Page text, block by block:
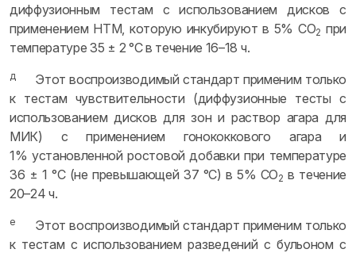
диффузионным тестам с использованием дисков с
применением HTM, которую инкубируют в 5% CO2 при
температуре 35 ± 2 °C в течение 16–18 ч.
д Этот воспроизводимый стандарт применим только
к тестам чувствительности (диффузионные тесты с
использованием дисков для зон и раствор агара для
МИК) с применением гонококкового агара и
1% установленной ростовой добавки при температуре
36 ± 1 °C (не превышающей 37 °C) в 5% CO2 в течение
20–24 ч.
е Этот воспроизводимый стандарт применим только
к тестам с использованием разведений с бульоном с